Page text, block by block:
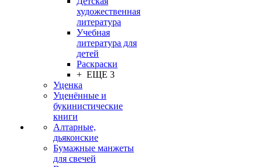
художественная
литература
Учебная
литература для
детей
Раскраски
+ ЕЩЕ 3
Уценка
Уценённые и
букинистические
книги
Алтарные,
дьяконские
Бумажные манжеты
для свечей